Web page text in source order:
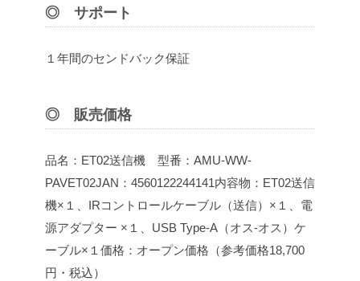
◎ サポート
１年間のセンドバック保証
◎ 販売価格
品名：ET02送信機 型番：AMU-WW-
PAVET02JAN：4560122244141内容物：ET02送信
機×１、IRコントロールケーブル（送信）×１、電
源アダプター ×１、USB Type-A（オス-オス）ケ
ーブル×１ 価格：オープン価格（参考価格18,700
円・税込）